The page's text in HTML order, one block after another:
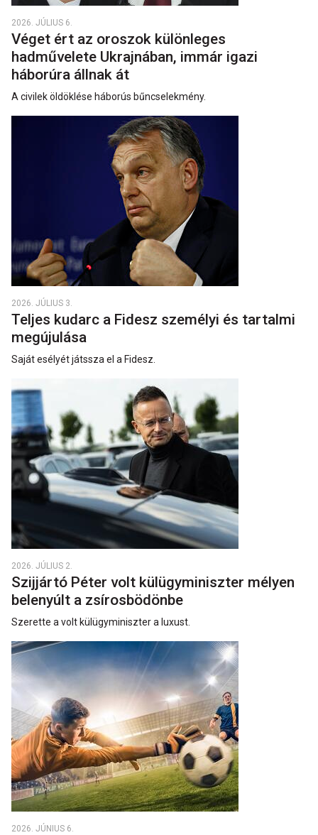
2026. JÚLIUS 6.
Véget ért az oroszok különleges
hadművelete Ukrajnában, immár igazi
háborúra állnak át
A civilek öldöklése háborús bűncselekmény.
2026. JÚLIUS 3.
Teljes kudarc a Fidesz személyi és tartalmi
megújulása
Saját esélyét játssza el a Fidesz.
2026. JÚLIUS 2.
Szijjártó Péter volt külügyminiszter mélyen
belenyúlt a zsírosbödönbe
Szerette a volt külügyminiszter a luxust.
2026. JÚNIUS 6.